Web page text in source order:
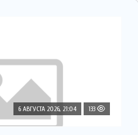
6 АВГУСТА 2026, 21:04 133